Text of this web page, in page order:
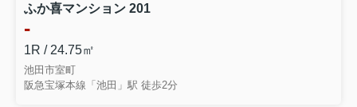
ふか喜マンション 201
-
1R / 24.75㎡
池田市室町
阪急宝塚本線「池田」駅 徒歩2分